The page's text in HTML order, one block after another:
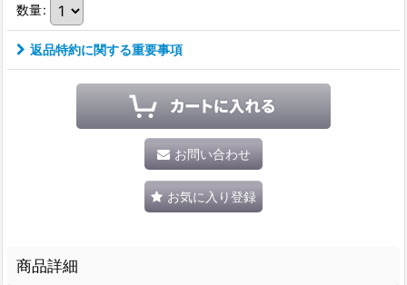
数量:
返品特約に関する重要事項
お問い合わせ
お気に入り登録
商品詳細